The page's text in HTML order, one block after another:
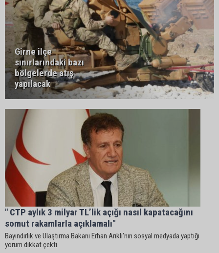
Girne ilçe
sınırlarındaki bazı
bölgelerde atış
yapılacak
" CTP aylık 3 milyar TL’lik açığı nasıl kapatacağını
somut rakamlarla açıklamalı"
Bayındırlık ve Ulaştırma Bakanı Erhan Arıklı’nın sosyal medyada yaptığı
yorum dikkat çekti.